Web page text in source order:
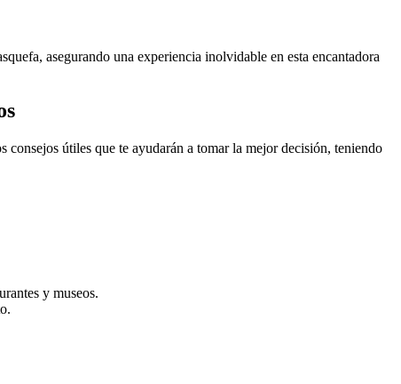
asegurando una experiencia inolvidable en esta encantadora
útiles que te ayudarán a tomar la mejor decisión, teniendo
y museos.